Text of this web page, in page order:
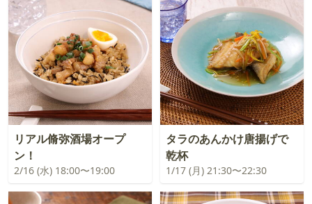
リアル脩弥酒場オープ
ン！
2/16 (水) 18:00〜19:00
タラのあんかけ唐揚げで
乾杯
1/17 (月) 21:30〜22:30